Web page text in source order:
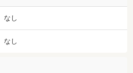
なし
なし